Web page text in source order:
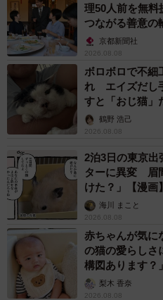
理50人前を無
つながる善意の
京都新聞社
2026.08.08
ボロボロで不細
れ エイズだし
すと「おじ猫」
鶴野 浩己
2026.08.08
2泊3日の東京
ターに異変 眉
けた？」【漫画】
海川 まこと
2026.08.08
赤ちゃんが気に
の猫の愛らし
構図あります？
梨木 香奈
2026.08.08